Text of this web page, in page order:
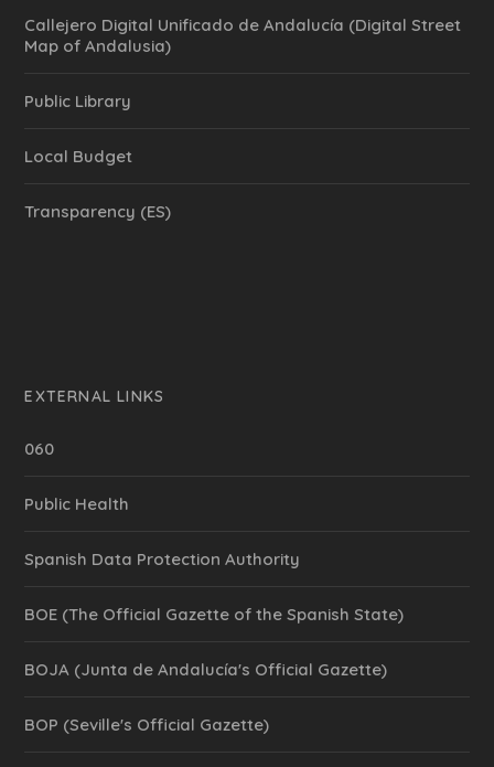
Callejero Digital Unificado de Andalucía (Digital Street
Map of Andalusia)
Public Library
Local Budget
Transparency (ES)
EXTERNAL LINKS
060
Public Health
Spanish Data Protection Authority
BOE (The Official Gazette of the Spanish State)
BOJA (Junta de Andalucía's Official Gazette)
BOP (Seville's Official Gazette)